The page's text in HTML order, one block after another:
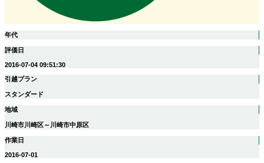
年代
評価日
2016-07-04 09:51:30
引越プラン
スタンダード
地域
川崎市川崎区～川崎市中原区
作業日
2016-07-01